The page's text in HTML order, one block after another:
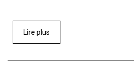
Lire plus